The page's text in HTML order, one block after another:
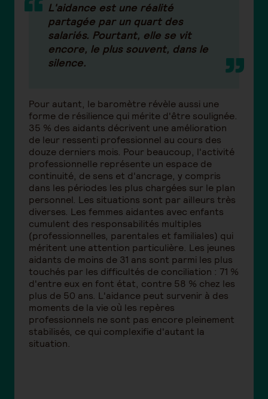
L'aidance est une réalité
partagée par un quart des
salariés. Pourtant, elle se vit
encore, le plus souvent, dans le
silence.
Pour autant, le baromètre révèle aussi une
forme de résilience qui mérite d'être soulignée.
35 % des aidants décrivent une amélioration
de leur ressenti professionnel au cours des
douze derniers mois. Pour beaucoup, l'activité
professionnelle représente un espace de
continuité, de sens et d'ancrage, y compris
dans les périodes les plus chargées sur le plan
personnel. Les situations sont par ailleurs très
diverses. Les femmes aidantes avec enfants
cumulent des responsabilités multiples
(professionnelles, parentales et familiales) qui
méritent une attention particulière. Les jeunes
aidants de moins de 31 ans sont parmi les plus
touchés par les difficultés de conciliation : 71 %
d'entre eux en font état, contre 58 % chez les
plus de 50 ans. L'aidance peut survenir à des
moments de la vie où les repères
professionnels ne sont pas encore pleinement
stabilisés, ce qui complexifie d'autant la
situation.